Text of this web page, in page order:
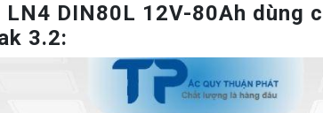
LN4 DIN80L 12V-80Ah dùng
3.2: